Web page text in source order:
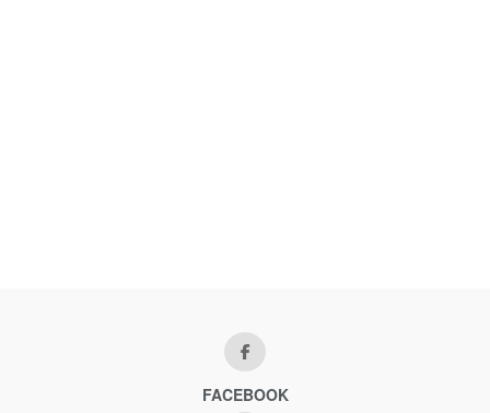
FACEBOOK